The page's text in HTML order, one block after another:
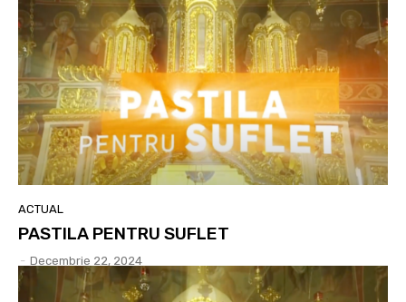
ACTUAL
PASTILA PENTRU SUFLET
- Decembrie 22, 2024